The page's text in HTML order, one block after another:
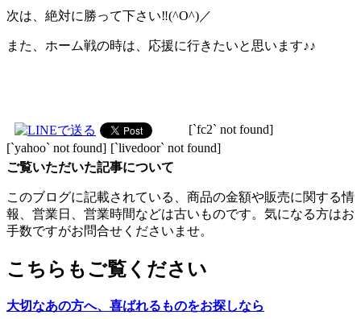
次は、絶対に勝って下さい‼(^O^)／
また、ホーム戦の時は、応援に行きたいと思います♪♪
[`fc2` not found]
[`yahoo` not found] [`livedoor` not found]
ご覧いただいた記事について
このブログに記載されている、商品の金額や販売に関する情
報、営業日、営業時間などは古いものです。気になる方はお
手数ですがお問合せくださいませ。
こちらもご覧ください
大切なあの方へ、喜ばれるものをお探しなら